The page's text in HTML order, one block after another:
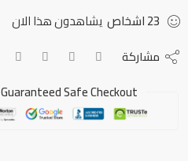
23اشخاص يشاهدون هذا الان
مشاركة
Guaranteed Safe Checkout